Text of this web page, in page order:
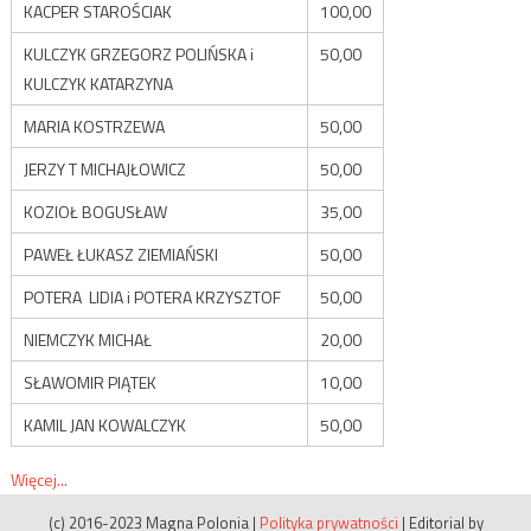
KACPER STAROŚCIAK
100,00
KULCZYK GRZEGORZ POLIŃSKA i
KULCZYK KATARZYNA
50,00
MARIA KOSTRZEWA
50,00
JERZY T MICHAJŁOWICZ
50,00
KOZIOŁ BOGUSŁAW
35,00
PAWEŁ ŁUKASZ ZIEMIAŃSKI
50,00
POTERA LIDIA i POTERA KRZYSZTOF
50,00
NIEMCZYK MICHAŁ
20,00
SŁAWOMIR PIĄTEK
10,00
KAMIL JAN KOWALCZYK
50,00
Więcej...
(c) 2016-2023 Magna Polonia | Polityka prywatności | Editorial by